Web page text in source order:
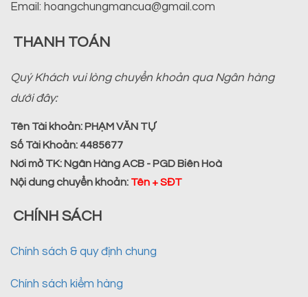
Email: hoangchungmancua@gmail.com
THANH TOÁN
Quý Khách vui lòng chuyển khoản qua Ngân hàng
dưới đây:
Tên Tài khoản: PHẠM VĂN TỰ
Số Tài Khoản:4485677
Nơi mở TK: Ngân Hàng ACB - PGD Biên Hoà
Nội dung chuyển khoản: Tên + SĐT
CHÍNH SÁCH
Chính sách & quy định chung
Chính sách kiểm hàng